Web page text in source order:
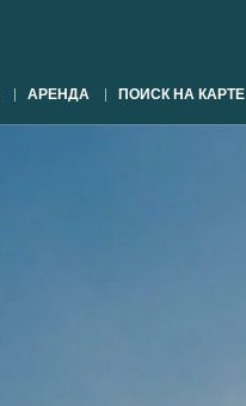
АРЕНДА ПОИСК НА КАРТЕ